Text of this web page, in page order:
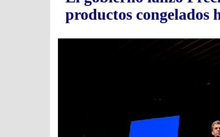
productos congelados